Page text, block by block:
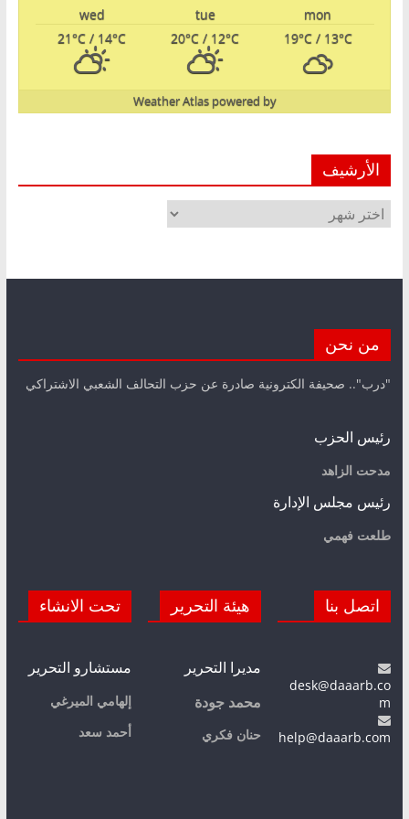
mon
tue
wed
19°C/ 13°C
20°C / 12°C
21°C / 14°C
powered by
Weather Atlas
الأرشيف
الأرشيف
من نحن
"درب".. صحيفة الكترونية صادرة عن حزب التحالف الشعبي الاشتراكي
رئيس الحزب
مدحت الزاهد
رئيس مجلس الإدارة
طلعت فهمي
اتصل بنا
desk@daaarb.co
m
help@daaarb.com
هيئة التحرير
مديرا التحرير
محمد جودة
حنان فكري
تحت الانشاء
مستشارو التحرير
إلهامي الميرغي
أحمد سعد